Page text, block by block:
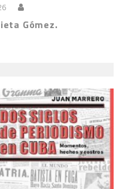
Gómez.